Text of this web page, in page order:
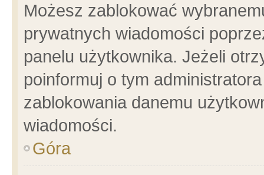
Możesz zablokować
prywatnych wiadomości
panelu użytkownika. Jeżeli
poinformuj o tym
zablokowania danemu
wiadomości.
Góra